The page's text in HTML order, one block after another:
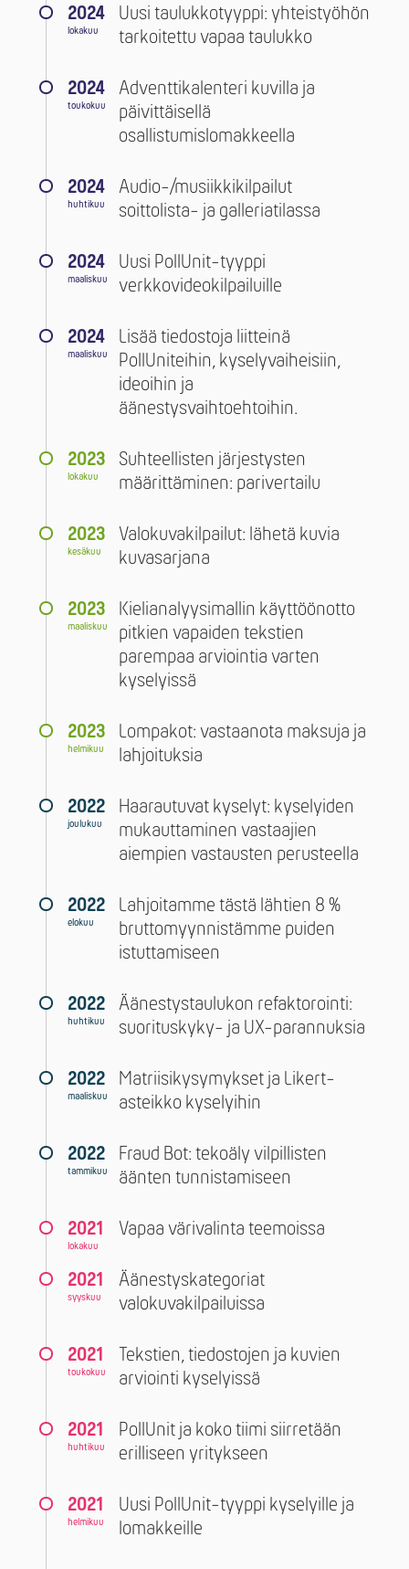
2024
lokakuu
Uusi taulukkotyyppi: yhteistyöhön
tarkoitettu vapaa taulukko
2024
toukokuu
Adventtikalenteri kuvilla ja
päivittäisellä
osallistumislomakkeella
2024
huhtikuu
Audio-/musiikkikilpailut
soittolista- ja galleriatilassa
2024
maaliskuu
Uusi PollUnit-tyyppi
verkkovideokilpailuille
2024
maaliskuu
Lisää tiedostoja liitteinä
PollUniteihin, kyselyvaiheisiin,
ideoihin ja
äänestysvaihtoehtoihin.
2023
lokakuu
Suhteellisten järjestysten
määrittäminen: parivertailu
2023
kesäkuu
Valokuvakilpailut: lähetä kuvia
kuvasarjana
2023
maaliskuu
Kielianalyysimallin käyttöönotto
pitkien vapaiden tekstien
parempaa arviointia varten
kyselyissä
2023
helmikuu
Lompakot: vastaanota maksuja ja
lahjoituksia
2022
joulukuu
Haarautuvat kyselyt: kyselyiden
mukauttaminen vastaajien
aiempien vastausten perusteella
2022
elokuu
Lahjoitamme tästä lähtien 8 %
bruttomyynnistämme puiden
istuttamiseen
2022
huhtikuu
Äänestystaulukon refaktorointi:
suorituskyky- ja UX-parannuksia
2022
maaliskuu
Matriisikysymykset ja Likert-
asteikko kyselyihin
2022
tammikuu
Fraud Bot: tekoäly vilpillisten
äänten tunnistamiseen
2021
lokakuu
Vapaa värivalinta teemoissa
2021
syyskuu
Äänestyskategoriat
valokuvakilpailuissa
2021
toukokuu
Tekstien, tiedostojen ja kuvien
arviointi kyselyissä
2021
huhtikuu
PollUnit ja koko tiimi siirretään
erilliseen yritykseen
2021
helmikuu
Uusi PollUnit-tyyppi kyselyille ja
lomakkeille